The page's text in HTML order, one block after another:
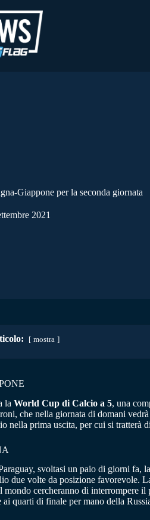
Giappone per la seconda giornata
2021
mostra
la World Cup di Calcio a 5, una
che nella giornata di domani
nella prima uscita, per cui si
svoltasi un paio di giorni fa, la
due volte da posizione favorevole.
cercheranno di interrompere
ai quarti di finale per mano della